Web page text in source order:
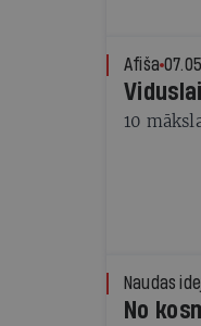
Afiša
10
Naudas
No